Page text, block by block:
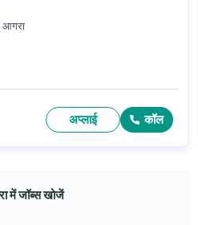
आगरा
अप्लाई कॉल
में जॉब्स खोजें